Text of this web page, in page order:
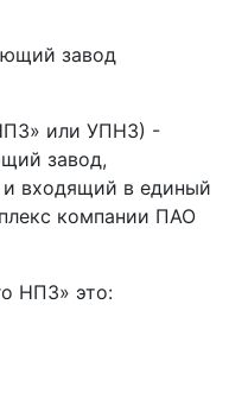
завод
или УПНЗ) -
завод,
входящий в единый
компании ПАО
НПЗ» это: